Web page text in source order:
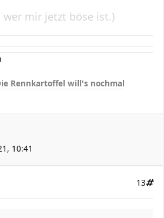
wer mir jetzt böse ist.)
Rennkartoffel will's nochmal
10:41
13